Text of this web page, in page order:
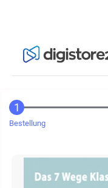
Bestellung